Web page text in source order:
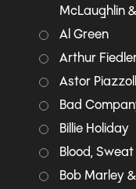
McLaughlin
Al Green
Arthur
Astor
Bad
Billie Holiday
Blood,
Bob Marley